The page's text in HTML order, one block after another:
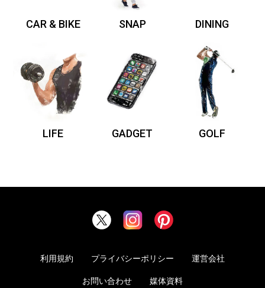
CAR & BIKE SNAP DINING
LIFE GADGET GOLF
利用規約 プライバシーポリシー 運営会社
お問い合わせ 媒体資料